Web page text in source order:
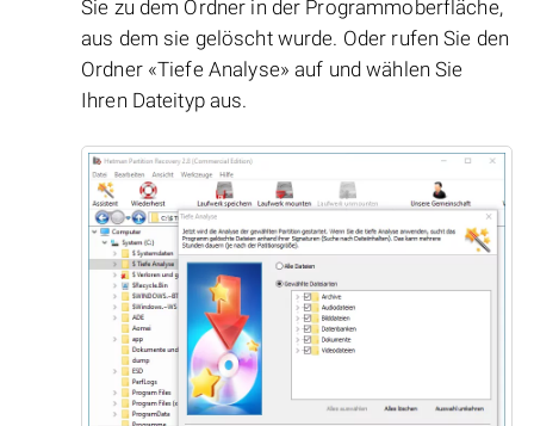
Sie zu dem Ordner in der Programmoberfläche,
aus dem sie gelöscht wurde. Oder rufen Sie den
Ordner «Tiefe Analyse» auf und wählen Sie
Ihren Dateityp aus.